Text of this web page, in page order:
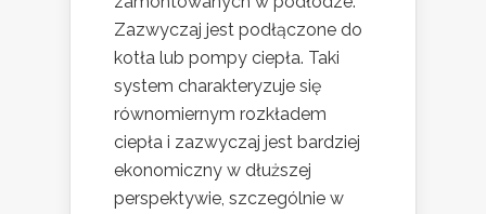
Zazwyczaj jest podłączone do
kotła lub pompy ciepła. Taki
system charakteryzuje się
równomiernym rozkładem
ciepła i zazwyczaj jest bardziej
ekonomiczny w dłuższej
perspektywie, szczególnie w